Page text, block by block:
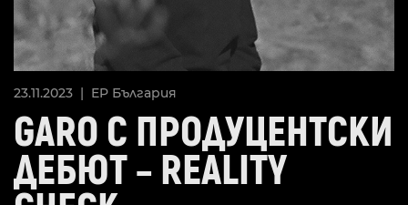
23.11.2023 | EP България
GARO С ПРОДУЦЕНТСКИ
ДЕБЮТ – REALITY